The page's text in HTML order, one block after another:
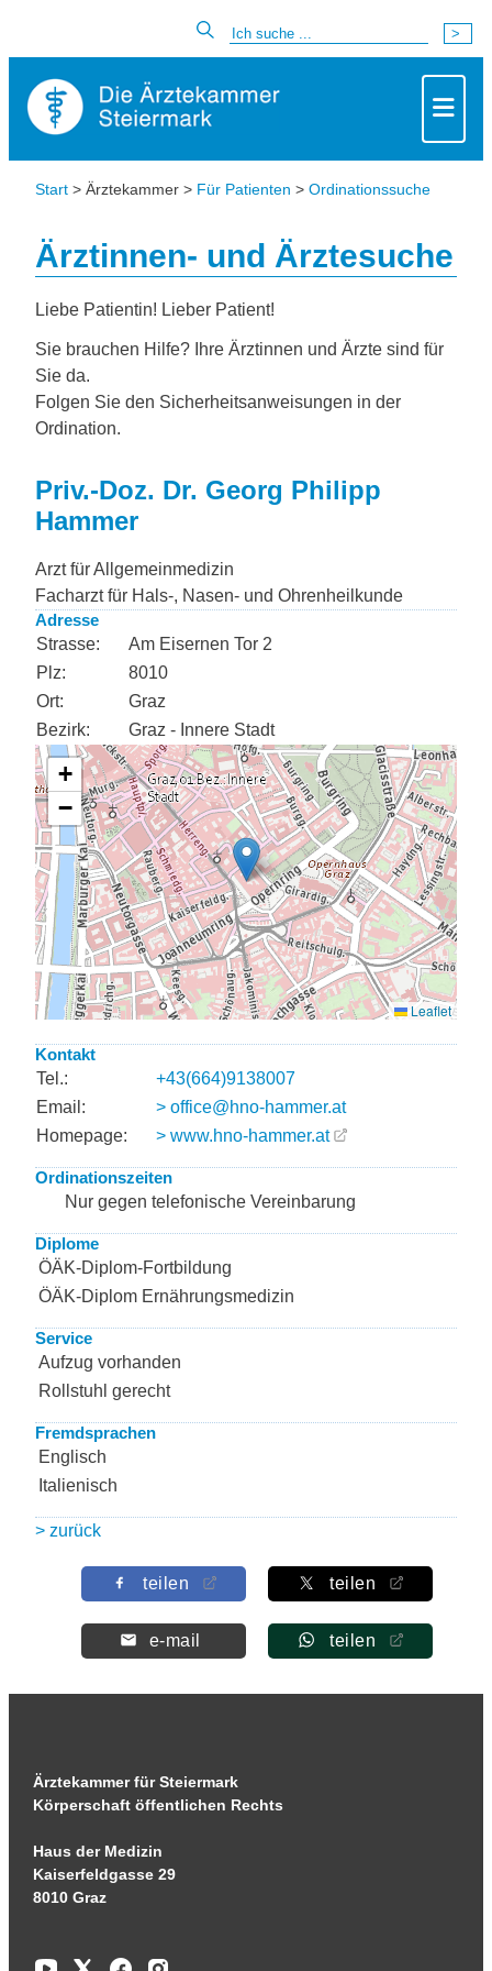
Start > Ärztekammer > Für Patienten > Ordinationssuche
Ärztinnen- und Ärztesuche
Liebe Patientin! Lieber Patient!
Sie brauchen Hilfe? Ihre Ärztinnen und Ärzte sind für
Sie da.
Folgen Sie den Sicherheitsanweisungen in der
Ordination.
Priv.-Doz. Dr. Georg Philipp
Hammer
Arzt für Allgemeinmedizin
Facharzt für Hals-, Nasen- und Ohrenheilkunde
Adresse
Strasse:
Am Eisernen Tor 2
Plz:
8010
Ort:
Graz
Bezirk:
Graz - Innere Stadt
Kontakt
Tel.:
+43(664)9138007
Email:
> office@hno-hammer.at
Homepage:
> www.hno-hammer.at
Ordinationszeiten
Nur gegen telefonische Vereinbarung
Diplome
ÖÄK-Diplom-Fortbildung
ÖÄK-Diplom Ernährungsmedizin
Service
Aufzug vorhanden
Rollstuhl gerecht
Fremdsprachen
Englisch
Italienisch
> zurück
teilen teilen
e-mail teilen
Ärztekammer für Steiermark
Körperschaft öffentlichen Rechts
Haus der Medizin
Kaiserfeldgasse 29
8010 Graz